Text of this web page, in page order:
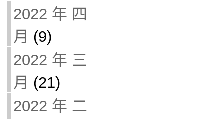
2022 年 四
月 (9)
2022 年 三
月 (21)
2022 年 二